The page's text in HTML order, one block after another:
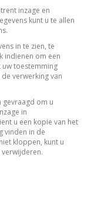
inzage en
kunt u te allen
in te zien, te
indienen om een
uw toestemming
verwerking van
om u
in
u een kopie van het
vinden in de
kloppen, kunt u